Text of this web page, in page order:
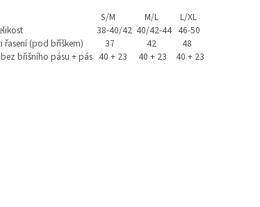
S/M M/L
L/XL
38-40/42 40/42-44 46-50
řasení (pod bříškem)
37 42
48
břišního pásu + pás 40 + 23 40 + 23 40 + 23